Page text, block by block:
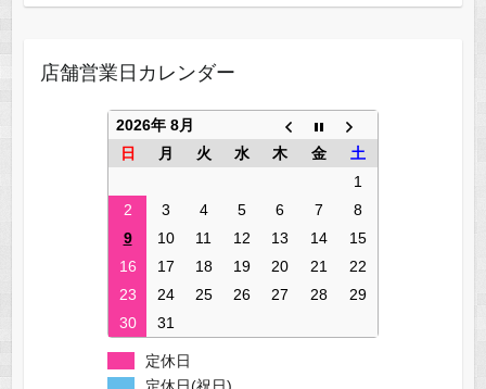
店舗営業日カレンダー
2026年 8月
日
月 火 水 木 金
土
1
2
3 4 5 6 7
8
9
10 11 12 13 14
15
16
17 18 19 20 21
22
23
24 25 26 27 28
29
30
31
定休日